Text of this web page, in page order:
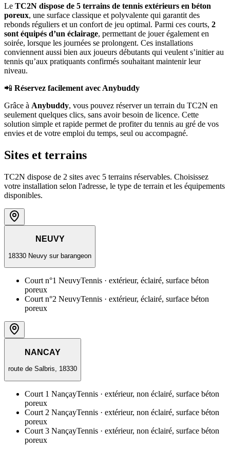
Le TC2N dispose de 5 terrains de tennis extérieurs en béton
poreux, une surface classique et polyvalente qui garantit des
rebonds réguliers et un confort de jeu optimal. Parmi ces courts, 2
sont équipés d’un éclairage, permettant de jouer également en
soirée, lorsque les journées se prolongent. Ces installations
conviennent aussi bien aux joueurs débutants qui veulent s’initier au
tennis qu’aux pratiquants confirmés souhaitant maintenir leur
niveau.
📲 Réservez facilement avec Anybuddy
Grâce à Anybuddy, vous pouvez réserver un terrain du TC2N en
seulement quelques clics, sans avoir besoin de licence. Cette
solution simple et rapide permet de profiter du tennis au gré de vos
envies et de votre emploi du temps, seul ou accompagné.
Sites et terrains
TC2N dispose de 2 sites avec 5 terrains réservables. Choisissez
votre installation selon l'adresse, le type de terrain et les équipements
disponibles.
NEUVY
18330 Neuvy sur barangeon
Court n°1 NeuvyTennis · extérieur, éclairé, surface béton
poreux
Court n°2 NeuvyTennis · extérieur, éclairé, surface béton
poreux
NANCAY
route de Salbris, 18330
Court 1 NançayTennis · extérieur, non éclairé, surface béton
poreux
Court 2 NançayTennis · extérieur, non éclairé, surface béton
poreux
Court 3 NançayTennis · extérieur, non éclairé, surface béton
poreux